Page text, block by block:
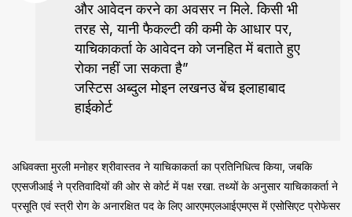
और आवेदन करने का अवसर न मिले. किसी भी
तरह से, यानी फैकल्टी की कमी के आधार पर,
याचिकाकर्ता के आवेदन को जनहित में बताते हुए
रोका नहीं जा सकता है”
जस्टिस अब्दुल मोइन लखनउ बेंच इलाहाबाद
हाईकोर्ट
अधिवक्ता मुरली मनोहर श्रीवास्तव ने याचिकाकर्ता का प्रतिनिधित्व किया, जबकि
एएसजीआई ने प्रतिवादियों की ओर से कोर्ट में पक्ष रखा. तथ्यों के अनुसार याचिकाकर्ता ने
प्रसूति एवं स्त्री रोग के अनारक्षित पद के लिए आरएमएलआईएमएस में एसोसिएट प्रोफेसर